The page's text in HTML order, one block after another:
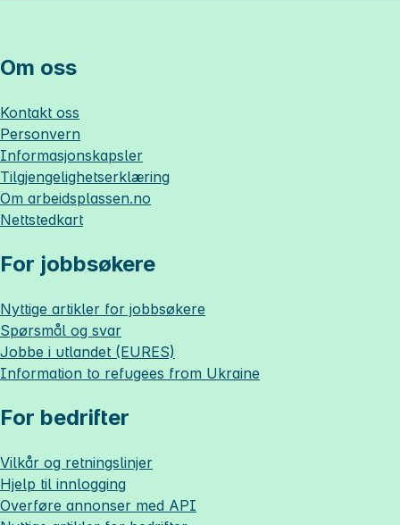
Om oss
Kontakt oss
Personvern
Informasjonskapsler
Tilgjengelighetserklæring
Om arbeidsplassen.no
Nettstedkart
For jobbsøkere
Nyttige artikler for jobbsøkere
Spørsmål og svar
Jobbe i utlandet (EURES)
Information to refugees from Ukraine
For bedrifter
Vilkår og retningslinjer
Hjelp til innlogging
Overføre annonser med API